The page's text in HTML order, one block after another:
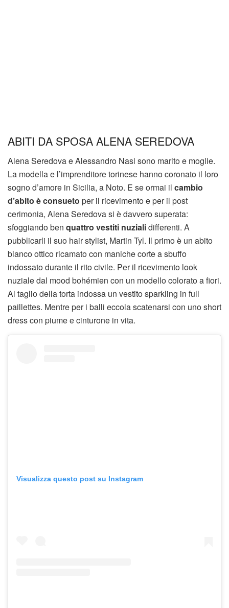
ABITI DA SPOSA ALENA SEREDOVA
Alena Seredova e Alessandro Nasi sono marito e moglie.
La modella e l’imprenditore torinese hanno coronato il loro
sogno d’amore in Sicilia, a Noto. E se ormai il cambio
d’abito è consueto per il ricevimento e per il post
cerimonia, Alena Seredova si è davvero superata:
sfoggiando ben quattro vestiti nuzialidifferenti. A
pubblicarli il suo hair stylist, Martin Tyl. Il primo è un abito
bianco ottico ricamato con maniche corte a sbuffo
indossato durante il rito civile. Per il ricevimento look
nuziale dal mood bohémien con un modello colorato a fiori.
Al taglio della torta indossa un vestito sparkling in full
paillettes. Mentre per i balli eccola scatenarsi con uno short
dress con piume e cinturone in vita.
Visualizza questo post su Instagram